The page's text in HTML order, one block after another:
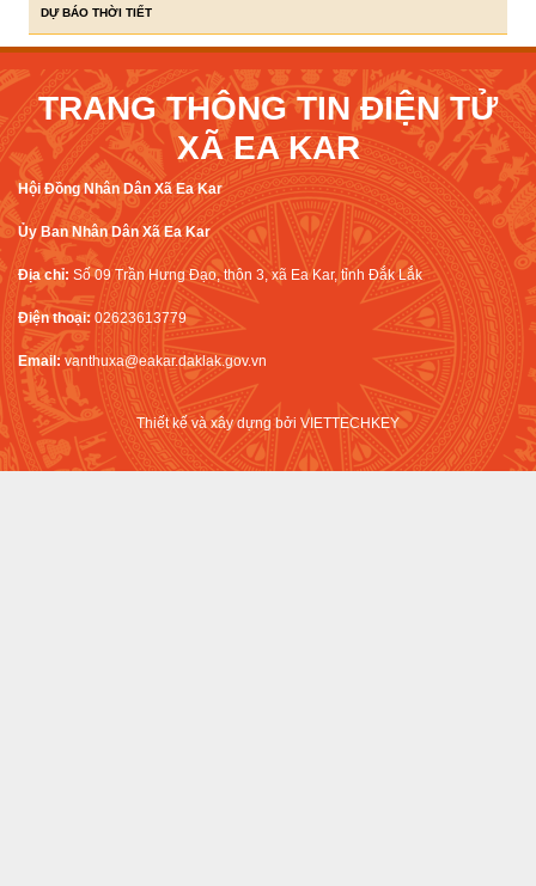
DỰ BÁO THỜI TIẾT
TRANG THÔNG TIN ĐIỆN TỬ
XÃ EA KAR
Hội Đồng Nhân Dân Xã Ea Kar
Ủy Ban Nhân Dân Xã Ea Kar
Địa chỉ: Số 09 Trần Hưng Đạo, thôn 3, xã Ea Kar, tỉnh Đắk Lắk
Điện thoại: 02623613779
Email: vanthuxa@eakar.daklak.gov.vn
Thiết kế và xây dựng bởi VIETTECHKEY